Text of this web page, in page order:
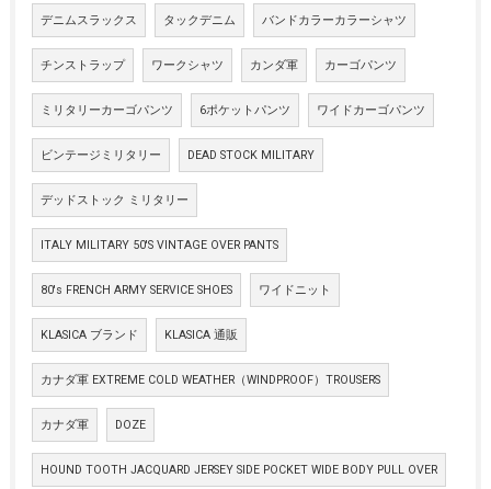
デニムスラックス タックデニム バンドカラーカラーシャツ
チンストラップ ワークシャツ カンダ軍 カーゴパンツ
ミリタリーカーゴパンツ 6ポケットパンツ ワイドカーゴパンツ
ビンテージミリタリー DEAD STOCK MILITARY
デッドストック ミリタリー
ITALY MILITARY 50'S VINTAGE OVER PANTS
80's FRENCH ARMY SERVICE SHOES ワイドニット
KLASICA ブランド KLASICA 通販
カナダ軍 EXTREME COLD WEATHER（WINDPROOF）TROUSERS
カナダ軍 DOZE
HOUND TOOTH JACQUARD JERSEY SIDE POCKET WIDE BODY PULL OVER